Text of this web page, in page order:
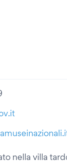
nella villa